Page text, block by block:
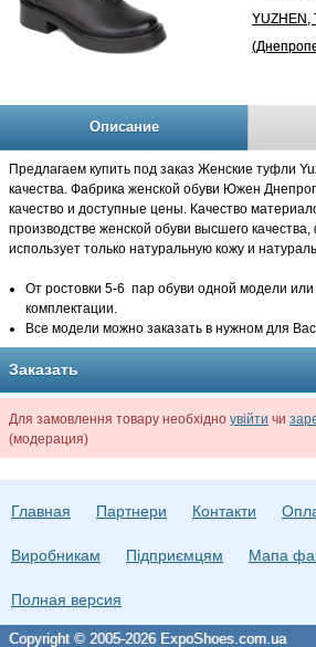
YUZHEN,
Описание
Предлагаем купить под заказ Женские туфли
качества. Фабрика женской обуви Южен
качество и доступные цены. Качество
производстве женской обуви высшего
использует только натуральную кожу и
От ростовки 5-6 пар обуви одной модели
комплектации.
Все модели можно заказать в нужном для
Заказать
Для замовлення товару необхідно увійти чи
(модерация)
Главная Партнери Контакти
Виробникам Підприємцям Мапа
Полная версия
Copyright © 2005-2026 ExpoShoes.com.ua